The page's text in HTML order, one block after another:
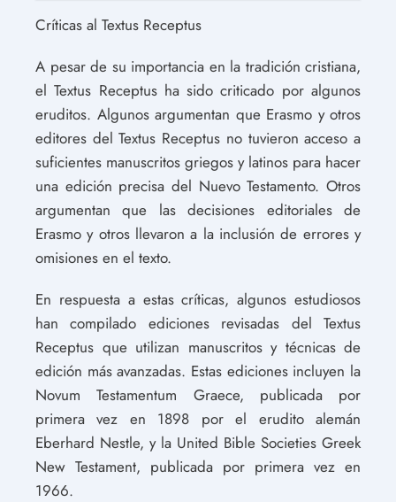
Críticas al Textus Receptus
A pesar de su importancia en la tradición cristiana,
el Textus Receptus ha sido criticado por algunos
eruditos. Algunos argumentan que Erasmo y otros
editores del Textus Receptus no tuvieron acceso a
suficientes manuscritos griegos y latinos para hacer
una edición precisa del Nuevo Testamento. Otros
argumentan que las decisiones editoriales de
Erasmo y otros llevaron a la inclusión de errores y
omisiones en el texto.
En respuesta a estas críticas, algunos estudiosos
han compilado ediciones revisadas del Textus
Receptus que utilizan manuscritos y técnicas de
edición más avanzadas. Estas ediciones incluyen la
Novum Testamentum Graece, publicada por
primera vez en 1898 por el erudito alemán
Eberhard Nestle, y la United Bible Societies Greek
New Testament, publicada por primera vez en
1966.